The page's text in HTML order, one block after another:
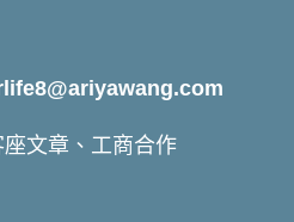
文章、工商合作